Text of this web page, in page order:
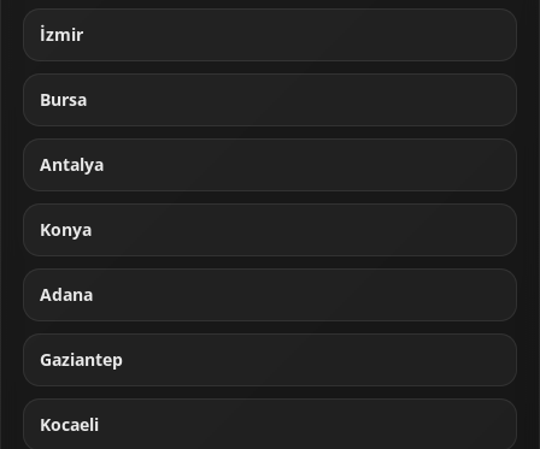
İzmir
Bursa
Antalya
Konya
Adana
Gaziantep
Kocaeli